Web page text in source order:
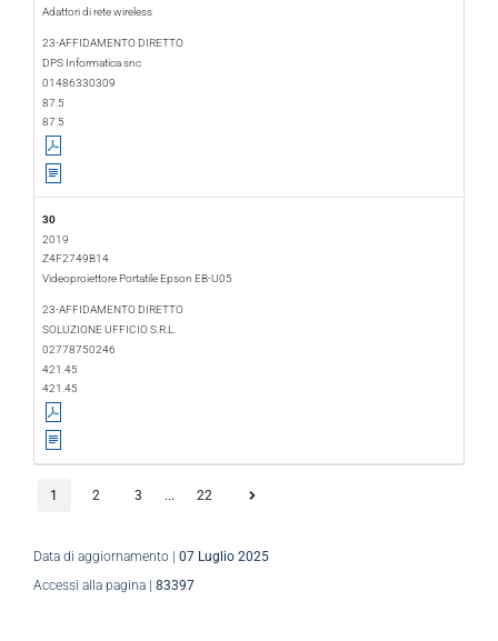
Adattori di rete wireless
2019-03-20
23-AFFIDAMENTO DIRETTO
DPS Informatica snc
01486330309
87.5
87.5
30
2019
Z4F2749B14
Videoproiettore Portatile Epson EB-U05
2019-03-01
23-AFFIDAMENTO DIRETTO
SOLUZIONE UFFICIO S.R.L.
02778750246
421.45
421.45
1 2 3 ... 22
Data di aggiornamento | 07 Luglio 2025
Accessi alla pagina | 83397